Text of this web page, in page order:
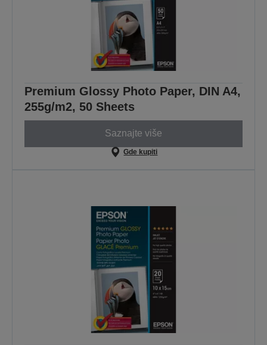
Premium Glossy Photo Paper, DIN A4,
255g/m2, 50 Sheets
Saznajte više
Gde kupiti